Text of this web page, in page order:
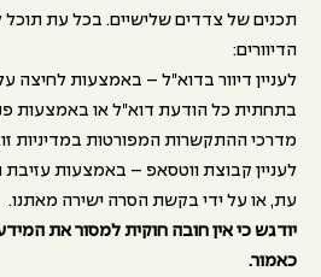
תכנים של צדדים שלישיים. בכל עת
הדיוורים:
לעניין דיוור בדוא"ל – באמצעות לחיצה
בתחתית כל הודעת דוא"ל או באמצעות
מדרכי ההתקשרות המפורטות במדיניות
לעניין קבוצת ווטסאפ – באמצעות
עת, או על ידי בקשת הסרה ישירה מאתנו.
יודגש כי אין חובה חוקית למסור את
כאמור.